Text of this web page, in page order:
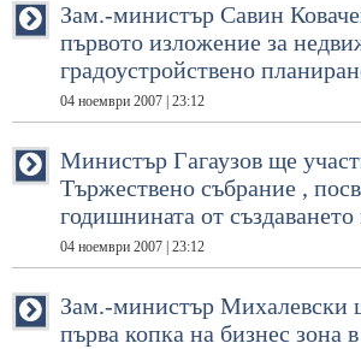
Зам.-министър Савин
първото изложение за
градоустройствено
04 ноември 2007 | 23:12
Министър Гагаузов ще
Тържествено събрание ,
годишнината от
04 ноември 2007 | 23:12
Зам.-министър Михалевски
първа копка на бизнес зона